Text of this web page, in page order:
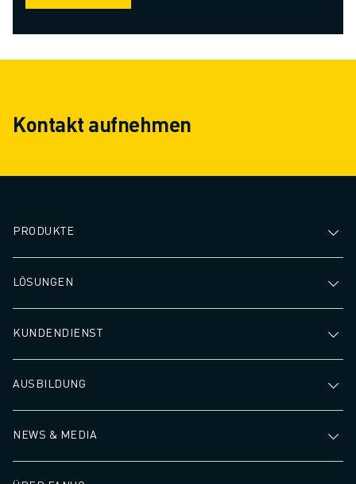
Kontakt aufnehmen
PRODUKTE
LÖSUNGEN
KUNDENDIENST
AUSBILDUNG
NEWS & MEDIA